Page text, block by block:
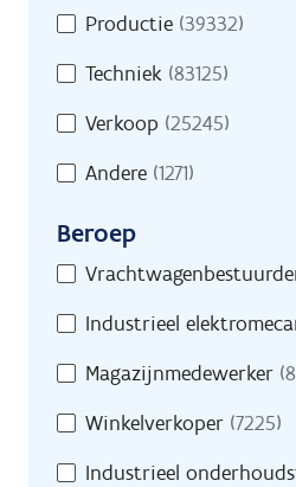
Productie (39332)
Techniek (83125)
Verkoop (25245)
Andere (1271)
Beroep
Beroep
Industrieel
Magazijnmedewerker
Winkelverkoper (7225)
Industrieel